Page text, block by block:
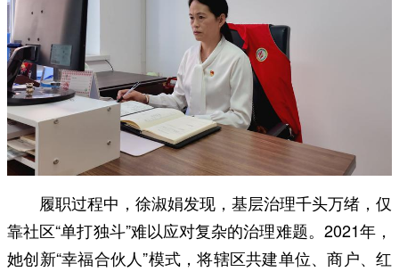
履职过程中，徐淑娟发现，基层治理千头万绪，仅
靠社区“单打独斗”难以应对复杂的治理难题。2021年，
她创新“幸福合伙人”模式，将辖区共建单位、商户、红